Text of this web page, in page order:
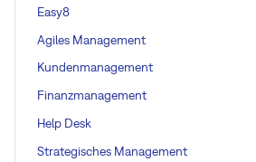
Easy8
Agiles Management
Kundenmanagement
Finanzmanagement
Help Desk
Strategisches Management